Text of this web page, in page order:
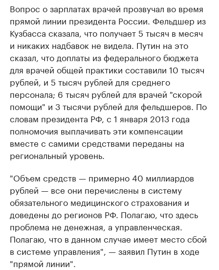
Вопрос о зарплатах врачей прозвучал во время
прямой линии президента России. Фельдшер из
Кузбасса сказала, что получает 5 тысяч в месяч
и никаких надбавок не видела. Путин на это
сказал, что доплаты из федерального бюджета
для врачей общей практики составили 10 тысяч
рублей, и 5 тысяч рублей для среднего
персонала; 6 тысяч рублей для врачей "скорой
помощи" и 3 тысячи рублей для фельдшеров. По
словам президента РФ, с 1 января 2013 года
полномочия выплачивать эти компенсации
вместе с самими средствами переданы на
региональный уровень.
"Объем средств — примерно 40 миллиардов
рублей — все они перечислены в систему
обязательного медицинского страхования и
доведены до регионов РФ. Полагаю, что здесь
проблема не денежная, а управленческая.
Полагаю, что в данном случае имеет место сбой
в системе управления", — заявил Путин в ходе
"прямой линии".